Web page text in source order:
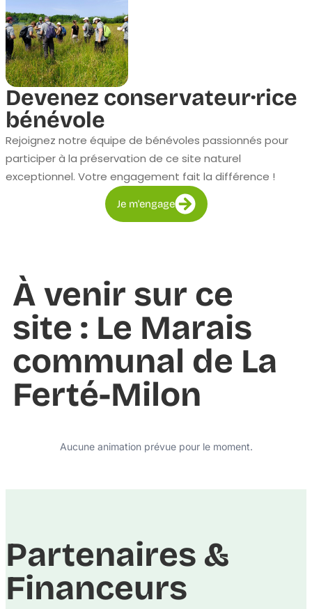
Devenez conservateur·rice
bénévole
Rejoignez notre équipe de bénévoles passionnés pour
participer à la préservation de ce site naturel
exceptionnel. Votre engagement fait la différence !
Je m'engage
À venir sur ce
site : Le Marais
communal de La
Ferté-Milon
Aucune animation prévue pour le moment.
Partenaires &
Financeurs